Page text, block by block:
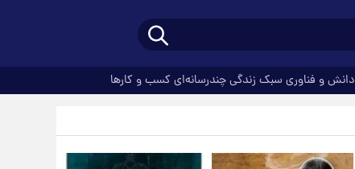
دانش و فناوری سبک زندگیچندرسانه‌ای کسب و کارها